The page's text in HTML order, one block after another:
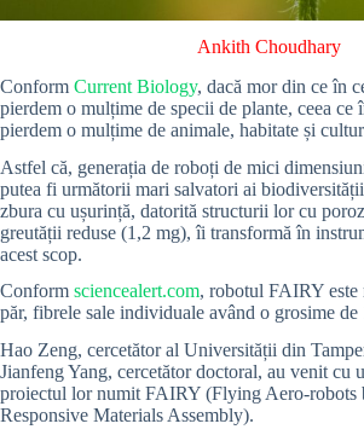
Ankith Choudhary
Conform Current Biology, dacă mor din ce în
pierdem o mulțime de specii de plante, ceea ce
pierdem o mulțime de animale, habitate și
Astfel că, generația de roboți de mici
putea fi următorii mari salvatori ai
zbura cu ușurință, datorită structurii lor cu
greutății reduse (1,2 mg), îi transformă în
acest scop.
Conform sciencealert.com, robotul FAIRY este
păr, fibrele sale individuale având o grosime
Hao Zeng, cercetător al Universității din
Jianfeng Yang, cercetător doctoral, au venit cu
proiectul lor numit FAIRY (Flying Aero-robots
Responsive Materials Assembly).